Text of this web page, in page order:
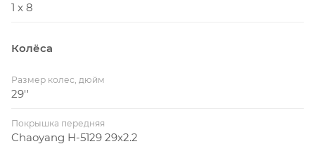
1 x 8
Колёса
Размер колес, дюйм
29''
Покрышка передняя
Chaoyang H-5129 29x2.2